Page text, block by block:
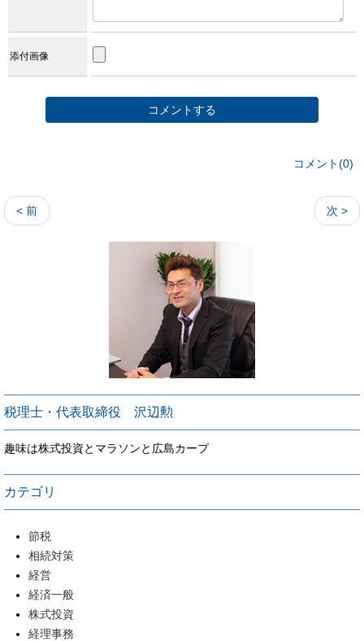
添付画像
コメント(0)
< 前 次 >
税理士・代表取締役 沢辺勲
趣味は株式投資とマラソンと広島カープ
カテゴリ
節税
相続対策
経営
経済一般
株式投資
経理事務